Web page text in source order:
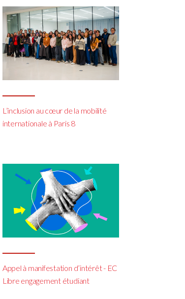
L’inclusion au cœur de la mobilité
internationale à Paris 8
Appel à manifestation d’intérêt - EC
Libre engagement étudiant